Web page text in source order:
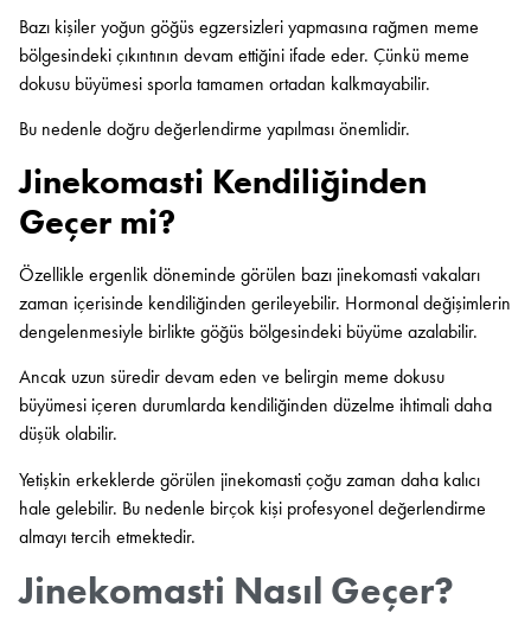
Bazı kişiler yoğun göğüs egzersizleri yapmasına rağmen meme
bölgesindeki çıkıntının devam ettiğini ifade eder. Çünkü meme
dokusu büyümesi sporla tamamen ortadan kalkmayabilir.
Bu nedenle doğru değerlendirme yapılması önemlidir.
Jinekomasti Kendiliğinden
Geçer mi?
Özellikle ergenlik döneminde görülen bazı jinekomasti vakaları
zaman içerisinde kendiliğinden gerileyebilir. Hormonal değişimlerin
dengelenmesiyle birlikte göğüs bölgesindeki büyüme azalabilir.
Ancak uzun süredir devam eden ve belirgin meme dokusu
büyümesi içeren durumlarda kendiliğinden düzelme ihtimali daha
düşük olabilir.
Yetişkin erkeklerde görülen jinekomasti çoğu zaman daha kalıcı
hale gelebilir. Bu nedenle birçok kişi profesyonel değerlendirme
almayı tercih etmektedir.
Jinekomasti Nasıl Geçer?